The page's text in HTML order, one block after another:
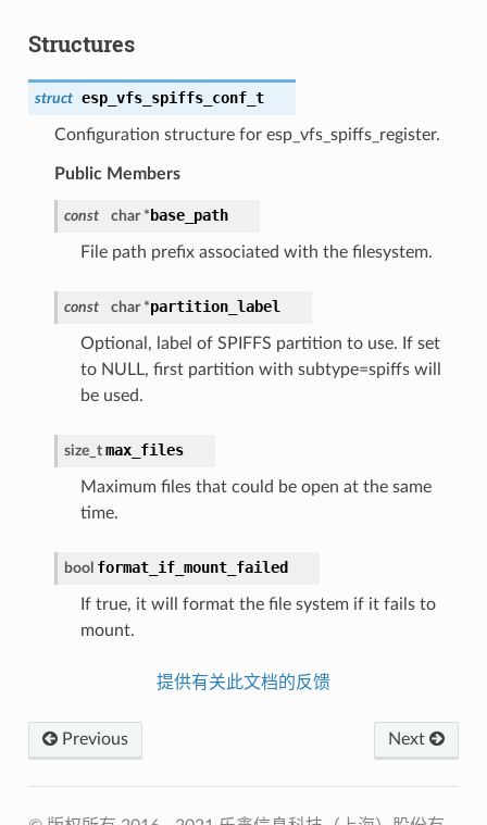
Structures
struct esp_vfs_spiffs_conf_t
Configuration structure for esp_vfs_spiffs_register.
Public Members
const char * base_path
File path prefix associated with the filesystem.
const char *partition_label
Optional, label of SPIFFS partition to use. If set
to NULL, first partition with subtype=spiffs will
be used.
size_t max_files
Maximum files that could be open at the same
time.
bool format_if_mount_failed
If true, it will format the file system if it fails to
mount.
提供有关此文档的反馈
Next
Previous